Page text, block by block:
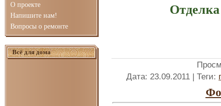
О проекте
Напишите нам!
Вопросы о ремонте
Всё для дома
Дата: 23.09.2011 | Теги: